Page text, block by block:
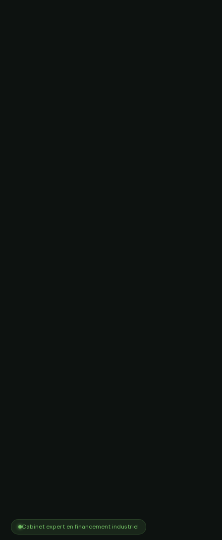
Cabinet expert en financement industriel